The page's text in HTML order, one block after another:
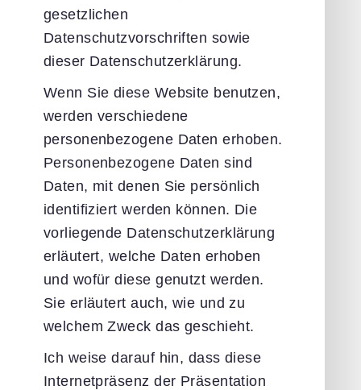
gesetzlichen
Datenschutzvorschriften sowie
dieser Datenschutzerklärung.
Wenn Sie diese Website benutzen,
werden verschiedene
personenbezogene Daten erhoben.
Personenbezogene Daten sind
Daten, mit denen Sie persönlich
identifiziert werden können. Die
vorliegende Datenschutzerklärung
erläutert, welche Daten erhoben
und wofür diese genutzt werden.
Sie erläutert auch, wie und zu
welchem Zweck das geschieht.
Ich weise darauf hin, dass diese
Internetpräsenz der Präsentation